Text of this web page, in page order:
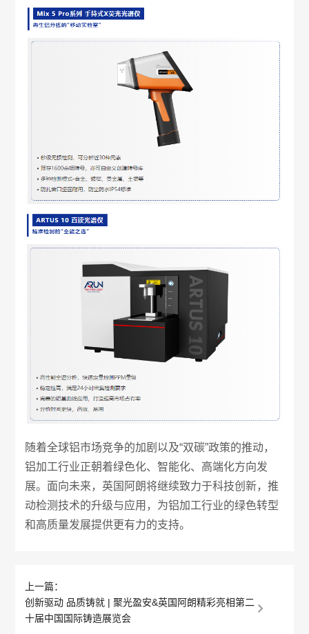
随着全球铝市场竞争的加剧以及“双碳”政策的推动，
铝加工行业正朝着绿色化、智能化、高端化方向发
展。面向未来，英国阿朗将继续致力于科技创新，推
动检测技术的升级与应用，为铝加工行业的绿色转型
和高质量发展提供更有力的支持。
上一篇：
创新驱动 品质铸就 | 聚光盈安&英国阿朗精彩亮相第二
十届中国国际铸造展览会